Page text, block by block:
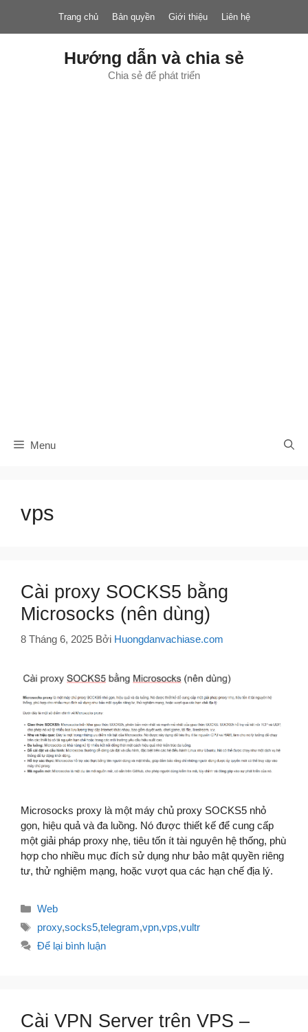
nội
Trang chủ Bản quyền Giới thiệu Liên hệ
Hướng dẫn và chia sẻ
Chia sẻ để phát triển
Menu
vps
Cài proxy SOCKS5 bằng
Microsocks (nên dùng)
8 Tháng 6, 2025 Bởi Huongdanvachiase.com
Microsocks proxy là một máy chủ proxy SOCKS5 nhỏ
gọn, hiệu quả và đa luồng. Nó được thiết kế để cung cấp
một giải pháp proxy nhẹ, tiêu tốn ít tài nguyên hệ thống, phù
hợp cho nhiều mục đích sử dụng như bảo mật quyền riêng
tư, thử nghiệm mạng, hoặc vượt qua các hạn chế địa lý.
Danh
Web
Thẻ
proxy,socks5,telegram,vpn,vps,vultr
Để lại bình luận
Cài VPN Server trên VPS –